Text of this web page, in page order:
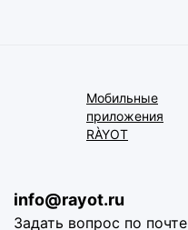
Мобильные
приложения
RÀYOT
info@rayot.ru
Задать вопрос по почте